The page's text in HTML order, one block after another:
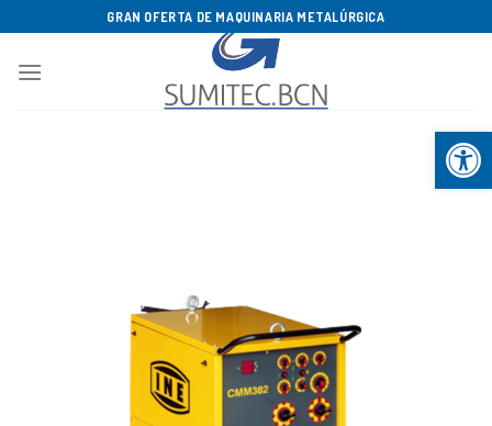
Abrir
al
contenido
GRAN OFERTA DE MAQUINARIA METALÚRGICA